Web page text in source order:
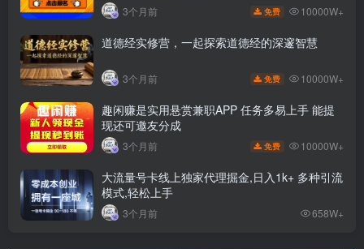
3个月前 免费 10000W+
道德经实修营，一起探索道德经的深邃智慧
3个月前 免费 10000W+
趣闲赚是实用悬赏兼职APP 任务多易上手 能提
现还可邀友分成
3个月前 免费 10000W+
大流量号卡线上独家代理掘金,日入1k+ 多种引流
模式,轻松上手
3个月前 658W+